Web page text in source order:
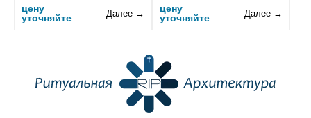
цену
уточняйте
Далее →
цену
уточняйте
Далее →